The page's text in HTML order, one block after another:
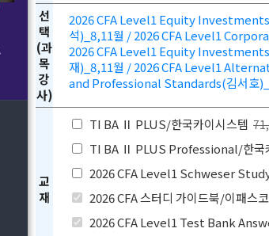
선
택
(과
목
강
사)
2026 CFA Level1 Equity
석)_8,11월 / 2026 CFA Level1
2026 CFA Level1 Equity
재)_8,11월 / 2026 CFA Level1
and Professional Standards(김서호
교
재
TI BA Ⅱ PLUS/한국카이시스템
TI BA Ⅱ PLUS Professional/한국
2026 CFA Level1 Schweser
2026 CFA 스터디 가이드북/이패스
2026 CFA Level1 Test Bank